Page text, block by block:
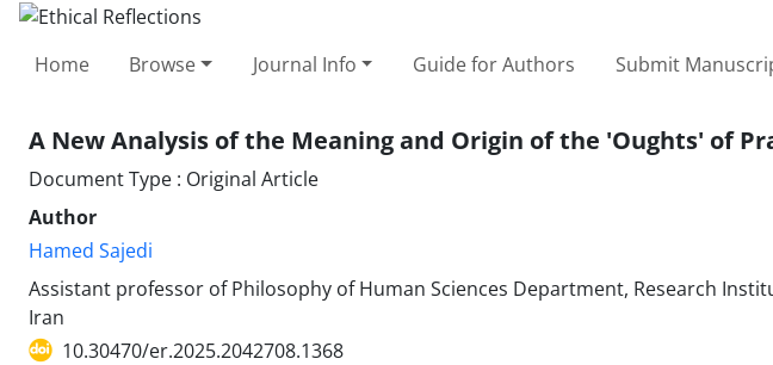
Home Browse Journal Info Guide for Authors Submit
A New Analysis of the Meaning and Origin of the 'Oughts' of
Document Type : Original Article
Author
Hamed Sajedi
Assistant professor of Philosophy of Human Sciences Department, Research
Iran
10.30470/er.2025.2042708.1368